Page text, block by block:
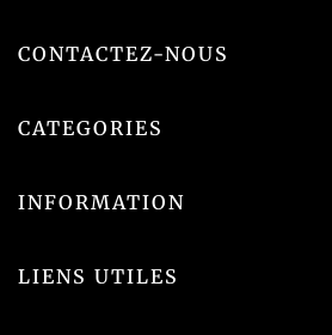
CONTACTEZ-NOUS
CATEGORIES
INFORMATION
LIENS UTILES